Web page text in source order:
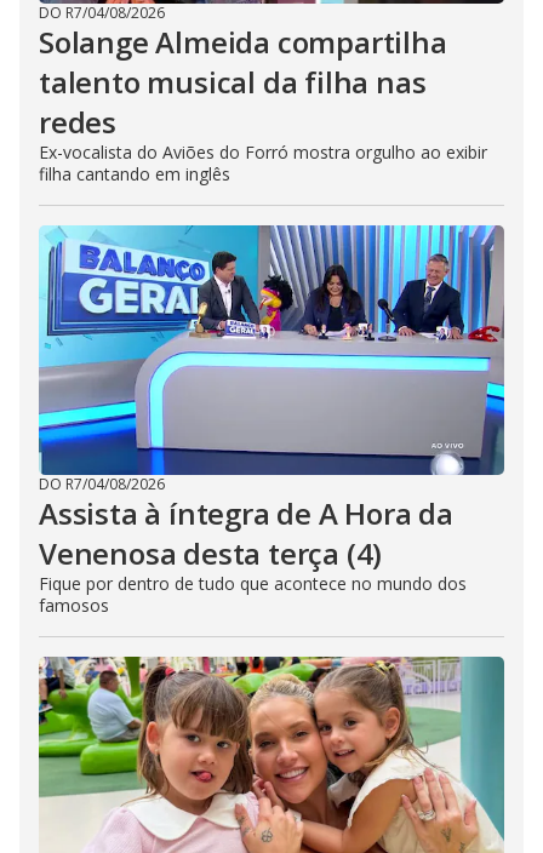
DO R7/04/08/2026
Solange Almeida compartilha
talento musical da filha nas
redes
Ex-vocalista do Aviões do Forró mostra orgulho ao exibir
filha cantando em inglês
DO R7/04/08/2026
Assista à íntegra de A Hora da
Venenosa desta terça (4)
Fique por dentro de tudo que acontece no mundo dos
famosos